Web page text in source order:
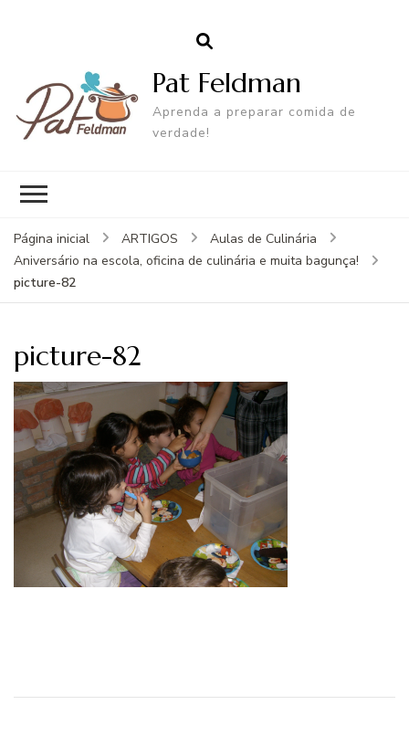
Pat Feldman
Aprenda a preparar comida de
verdade!
Página inicial ARTIGOS
Aulas de Culinária
Aniversário na escola, oficina de culinária e muita bagunça!
picture-82
picture-82